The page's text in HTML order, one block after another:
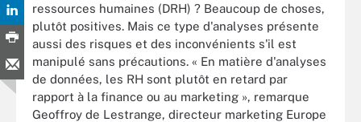
ressources humaines (DRH) ? Beaucoup de choses,
plutôt positives. Mais ce type d'analyses présente
aussi des risques et des inconvénients s'il est
manipulé sans précautions. « En matière d'analyses
de données, les RH sont plutôt en retard par
rapport à la finance ou au marketing », remarque
Geoffroy de Lestrange, directeur marketing Europe